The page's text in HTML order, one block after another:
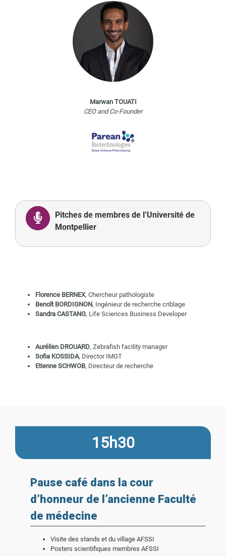
Marwan TOUATI
CEO and Co-Founder
Pitches de membres de l’Université de
Montpellier
Florence BERNEX, Chercheur pathologiste
Benoît BORDIGNON, Ingénieur de recherche criblage
Sandra CASTANG, Life Sciences Business Developer
Aurélien DROUARD, Zebrafish facility manager
Sofia KOSSIDA, Director IMGT
Etienne SCHWOB, Directeur de recherche
15h30
Pause café dans la cour
d’honneur de l’ancienne Faculté
de médecine
Visite des stands et du village AFSSI
Posters scientifiques membres AFSSI